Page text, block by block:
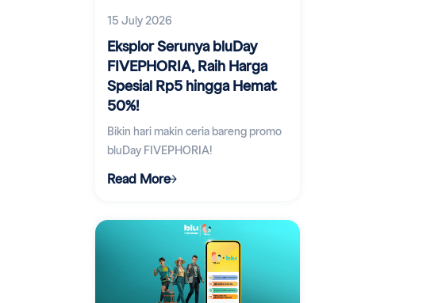
15 July 2026
Eksplor Serunya bluDay
FIVEPHORIA, Raih Harga
Spesial Rp5 hingga Hemat
50%!
Bikin hari makin ceria bareng promo
bluDay FIVEPHORIA!
Read More